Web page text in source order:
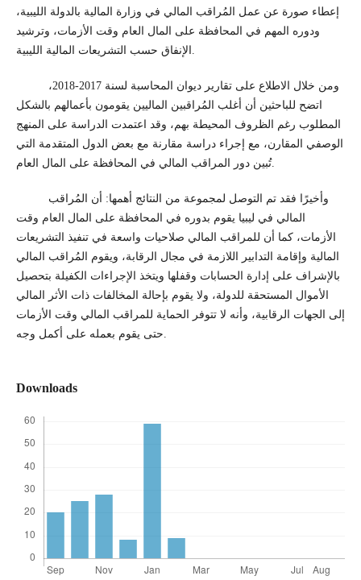
إعطاء صورة عن عمل المُراقب المالي في وزارة المالية بالدولة الليبية،
ودوره المهم في المحافظة على المال العام وقت الأزمات، وترشيد
الإنفاق حسب التشريعات المالية الليبية.
اتضح للباحثين أن أغلب المُراقبين الماليين يقومون بأعمالهم بالشكل
المطلوب رغم الظروف المحيطة بهم، وقد اعتمدت الدراسة على المنهج
الوصفي المقارن، مع إجراء دراسة مقارنة مع بعض الدول المتقدمة التي
تُبين دور المراقب المالي في المحافظة على المال العام.
المالي في ليبيا يقوم بدوره في المحافظة على المال العام وقت
الأزمات، كما أن للمراقب المالي صلاحيات واسعة في تنفيذ التشريعات
المالية وإقامة التدابير اللازمة في مجال الرقابة، ويقوم المُراقب المالي
بالإشراف على إدارة الحسابات وقفلها ويتخذ الإجراءات الكفيلة بتحصيل
الأموال المستحقة للدولة، ولا يقوم بإحالة المخالفات ذات الأثر المالي
إلى الجهات الرقابية، وأنه لا تتوفر الحماية للمراقب المالي وقت الأزمات
حتى يقوم بعمله على أكمل وجه.
Downloads